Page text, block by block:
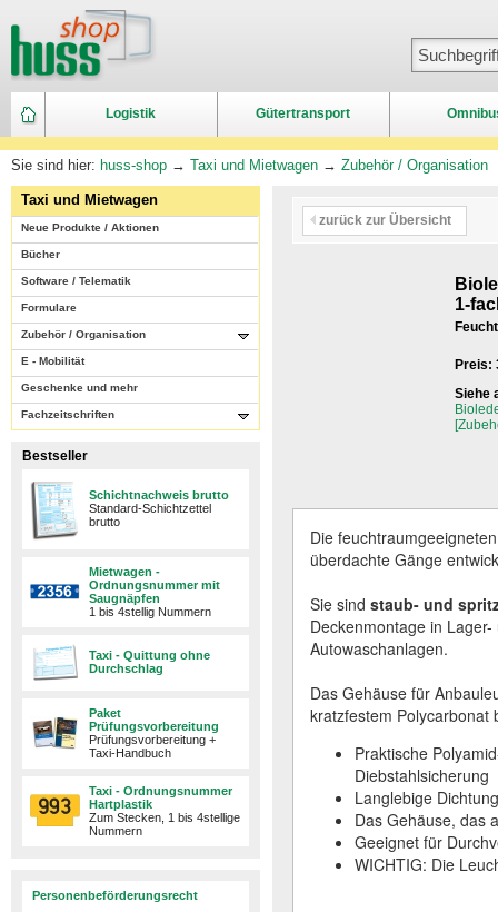
Logistik Gütertransport
Sie sind hier: huss-shop → Taxi und Mietwagen → Zubehör / Organisation
Taxi und Mietwagen
Neue Produkte / Aktionen
Bücher
Software / Telematik
Formulare
Zubehör / Organisation
E - Mobilität
Geschenke und mehr
Fachzeitschriften
Bestseller
Schichtnachweis brutto
Standard-Schichtzettel
brutto
Mietwagen -
Ordnungsnummer mit
Saugnäpfen
1 bis 4stellig Nummern
Taxi - Quittung ohne
Durchschlag
Paket
Prüfungsvorbereitung
Prüfungsvorbereitung +
Taxi-Handbuch
Taxi - Ordnungsnummer
Hartplastik
Zum Stecken, 1 bis 4stellige
Nummern
Personenbeförderungsrecht
zurück zur Übersicht
1-
Siehe
Die
überdachte Gänge
Sie sind staub- und
Deckenmontage in
Autowaschanlagen.
Das Gehäuse für
kratzfestem Polycarbonat
Praktische
Diebstahlsicherung
Langlebige
Das Gehäuse, das
Geeignet für
WICHTIG: Die